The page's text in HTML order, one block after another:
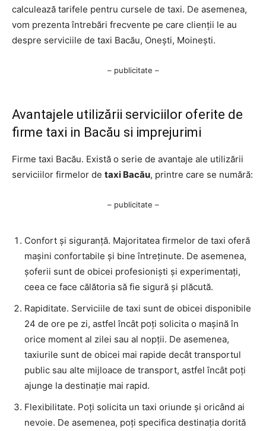
calculează tarifele pentru cursele de taxi. De asemenea,
vom prezenta întrebări frecvente pe care clienții le au
despre serviciile de taxi Bacău, Onești, Moinești.
– publicitate –
Avantajele utilizării serviciilor oferite de
firme taxi in Bacău si imprejurimi
Firme taxi Bacău. Există o serie de avantaje ale utilizării
serviciilor firmelor de taxi Bacău, printre care se numără:
– publicitate –
Confort și siguranță. Majoritatea firmelor de taxi oferă
mașini confortabile și bine întreținute. De asemenea,
șoferii sunt de obicei profesioniști și experimentați,
ceea ce face călătoria să fie sigură și plăcută.
Rapiditate. Serviciile de taxi sunt de obicei disponibile
24 de ore pe zi, astfel încât poți solicita o mașină în
orice moment al zilei sau al nopții. De asemenea,
taxiurile sunt de obicei mai rapide decât transportul
public sau alte mijloace de transport, astfel încât poți
ajunge la destinație mai rapid.
Flexibilitate. Poți solicita un taxi oriunde și oricând ai
nevoie. De asemenea, poți specifica destinația dorită